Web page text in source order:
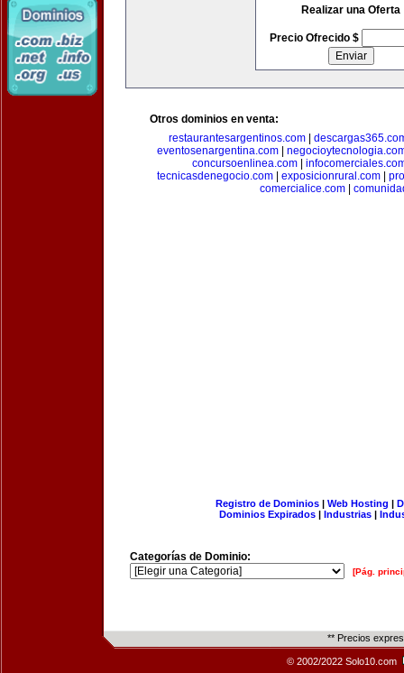
Realizar una Oferta
Precio Ofrecido $
Otros dominios en venta:
restaurantesargentinos.com
eventosenargentina.com
concursoenlinea.com|
tecnicasdenegocio.com
exposicionrural.com
comercialice.com|
Registro de Dominios| Web Hosting |
Dominios Expirados | Industrias |
Categorías de Dominio:
[Pág.
** Precios
© 2002/2022 Solo10.com